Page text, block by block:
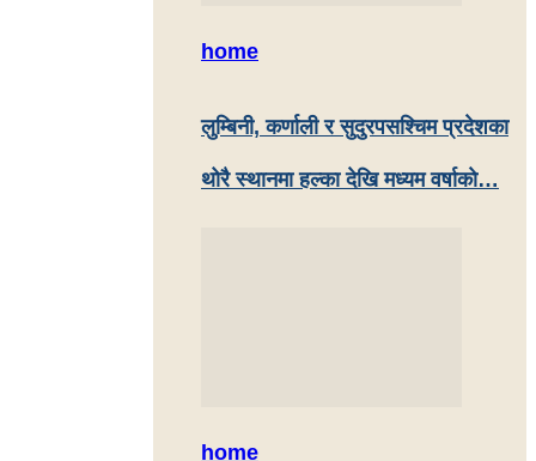
home
लुम्बिनी, कर्णाली र सुदुरपसश्चिम प्रदेशका
थोरै स्थानमा हल्का देखि मध्यम वर्षाकाे…
home